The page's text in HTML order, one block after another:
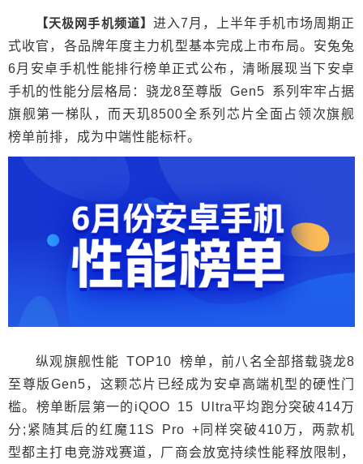
【天极网手机频道】 进入7月，上半年手机市场周期正
式收官，各品牌年度主力机型基本完成上市布局。安兔兔
6月安卓手机性能排行榜单正式公布，清晰展现当下安卓
手机的性能分层格局：骁龙8至尊版 Gen5 系列牢牢占据
旗舰第一梯队，而天玑8500全系列芯片全面占领次旗舰
榜单前排，成为中端性能标杆。
纵观旗舰性能 TOP10 榜单，前八名全部搭载骁龙8
至尊版Gen5，这颗芯片已经成为安卓高端机型的硬性门
槛。榜单断层第一的iQOO 15 Ultra平均跑分突破414万
分;紧随其后的红魔11S Pro +同样突破410万，两款机
型都主打电竞游戏赛道，厂商会放宽持续性能释放限制，